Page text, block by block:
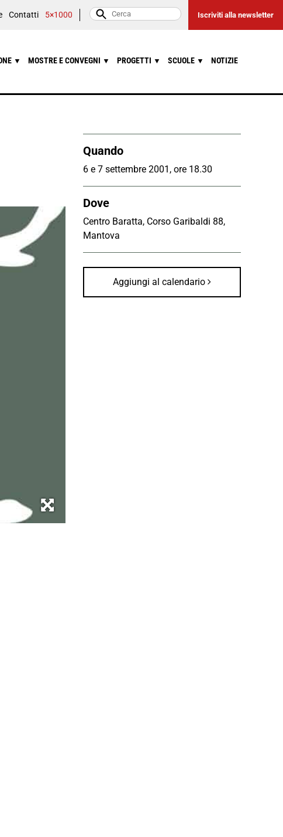
Contatti 5×1000 Iscriviti alla newsletter
▼ MOSTRE E CONVEGNI ▼ PROGETTI ▼ SCUOLE ▼ NOTIZIE
Quando
6 e 7 settembre 2001, ore 18.30
Dove
Centro Baratta, Corso Garibaldi 88,
Mantova
Aggiungi al calendario